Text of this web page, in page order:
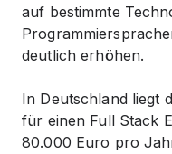
auf bestimmte
deutlich erhöhen.
In Deutschland liegt
für einen Full Stack
80.000 Euro pro